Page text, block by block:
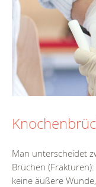
Man unterscheidet
Brüchen
keine äußere